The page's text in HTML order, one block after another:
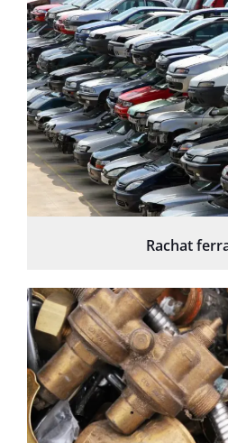
Rachat